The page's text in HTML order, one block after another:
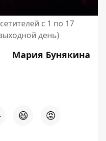
с 1 по 17
день)
Мария Бунякина
😆 😡